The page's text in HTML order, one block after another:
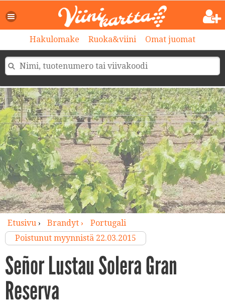
Hakulomake Ruoka&viini Omat juomat
Etusivu› Brandyt ›
Portugali
Poistunut myynnistä 22.03.2015
Señor Lustau Solera Gran
Reserva